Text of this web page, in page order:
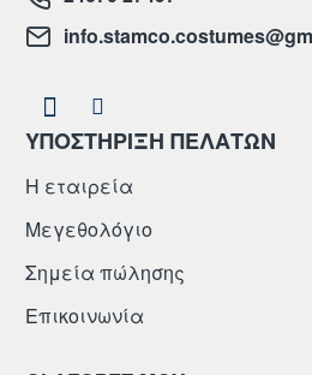
ΥΠΟΣΤΗΡΙΞΗ ΠΕΛΑΤΩΝ
Η εταιρεία
Μεγεθολόγιο
Σημεία πώλησης
Επικοινωνία